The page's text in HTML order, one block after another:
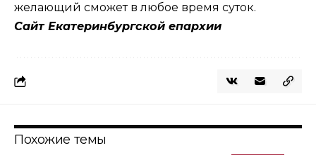
желающий сможет в любое время суток.
Сайт Екатеринбургской епархии
Похожие темы